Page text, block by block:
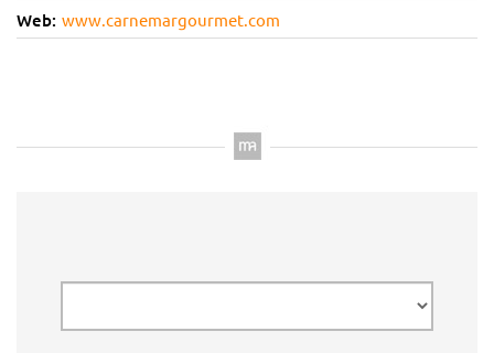
Web: www.carnemargourmet.com